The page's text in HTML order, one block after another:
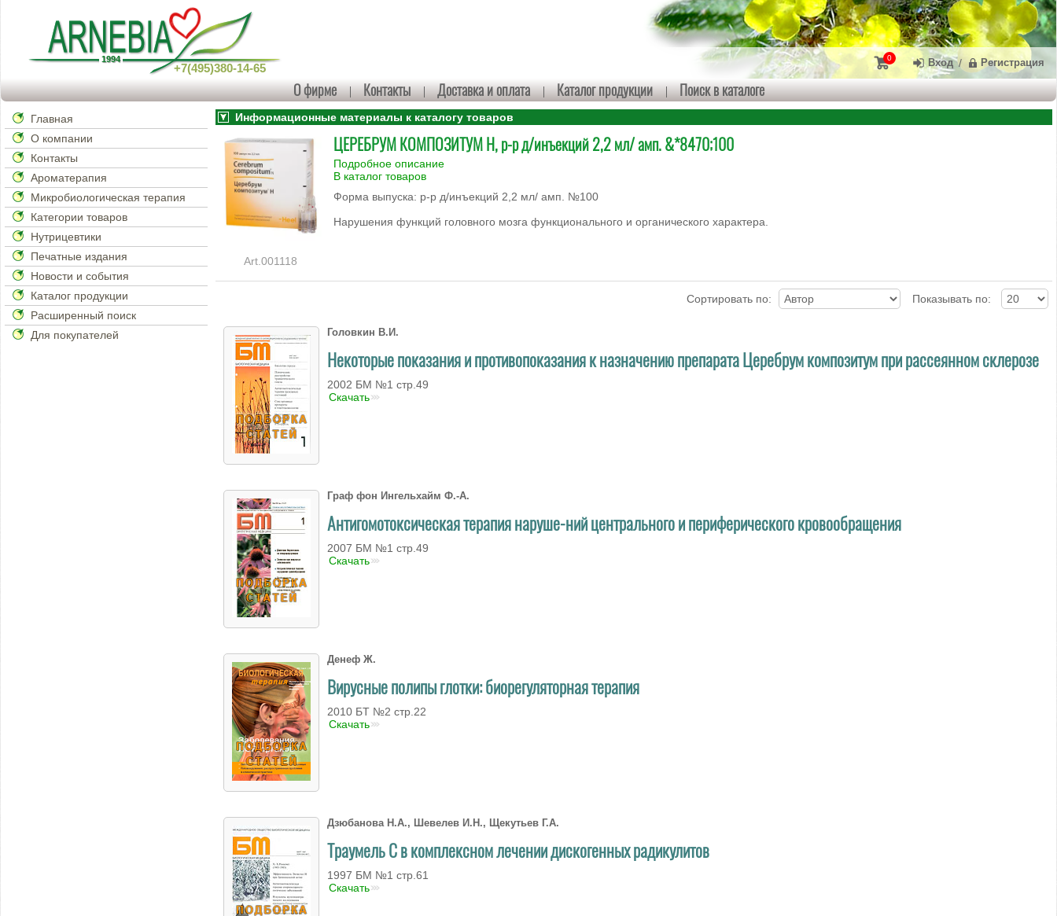
+7(495)380-14-65
О фирме Контакты Доставка и оплата Каталог продукции Поиск в каталоге
0 Вход / Регистрация
Информационные материалы к каталогу товаров
001118
ЦЕРЕБРУМ КОМПОЗИТУМ Н, р-р д/инъекций 2,2 мл/ амп. &*8470;100
Подробное описание
В каталог товаров
Форма выпуска: р-р д/инъекций 2,2 мл/ амп. №100
Нарушения функций головного мозга функционального и органического характера.
Показывать по:
Сортировать по:
Головкин В.И.
Некоторые показания и противопоказания к назначению препарата Церебрум композитум при рассеянном склерозе
2002 БМ №1 стр.49
Скачать
Граф фон Ингельхайм Ф.-А.
Антигомотоксическая терапия наруше-ний центрального и периферического кровообращения
2007 БМ №1 стр.49
Скачать
Денеф Ж.
Вирусные полипы глотки: биорегуляторная терапия
2010 БT №2 стр.22
Скачать
Дзюбанова Н.А., Шевелев И.Н., Щекутьев Г.А.
Траумель С в комплексном лечении дискогенных радикулитов
1997 БМ №1 стр.61
Скачать
Главная
О компании
Контакты
Ароматерапия
Микробиологическая терапия
Категории товаров
Нутрицевтики
Печатные издания
Новости и события
Каталог продукции
Расширенный поиск
Для покупателей